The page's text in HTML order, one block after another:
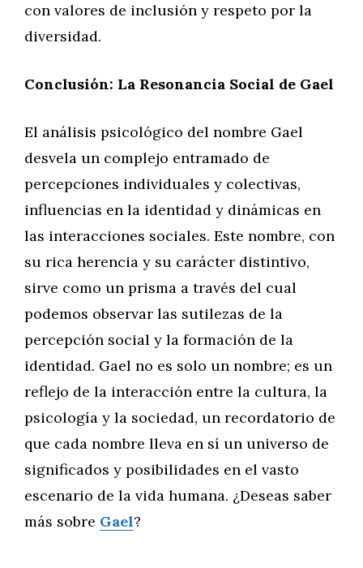
con valores de inclusión y respeto por la
diversidad.
Conclusión: La Resonancia Social de Gael
El análisis psicológico del nombre Gael
desvela un complejo entramado de
percepciones individuales y colectivas,
influencias en la identidad y dinámicas en
las interacciones sociales. Este nombre, con
su rica herencia y su carácter distintivo,
sirve como un prisma a través del cual
podemos observar las sutilezas de la
percepción social y la formación de la
identidad. Gael no es solo un nombre; es un
reflejo de la interacción entre la cultura, la
psicología y la sociedad, un recordatorio de
que cada nombre lleva en sí un universo de
significados y posibilidades en el vasto
escenario de la vida humana. ¿Deseas saber
más sobre Gael?